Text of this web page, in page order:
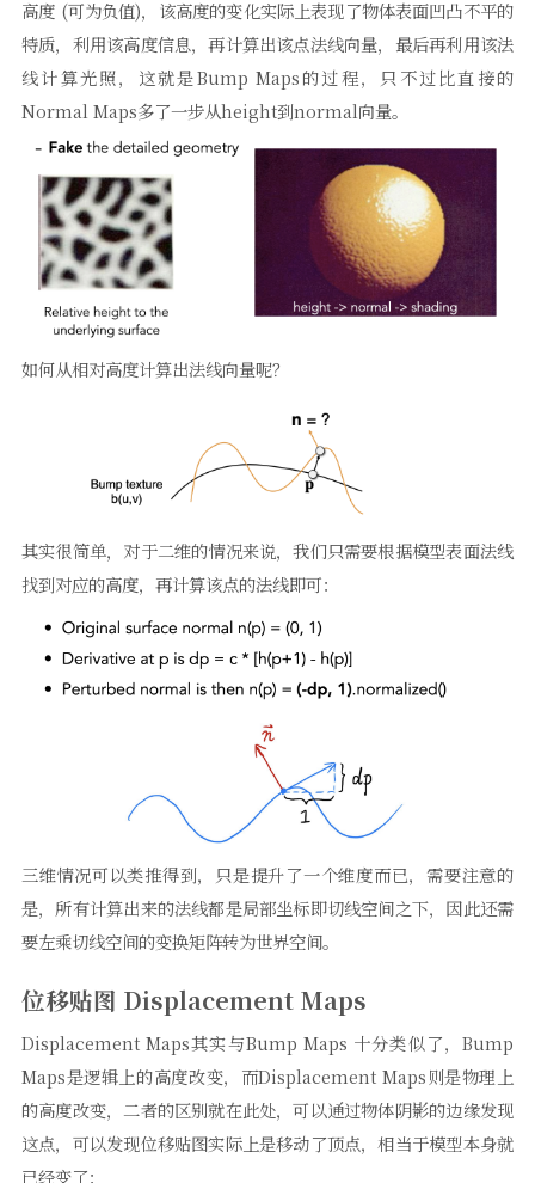
高度 (可为负值)，该高度的变化实际上表现了物体表面凹凸不平的
特质，利用该高度信息，再计算出该点法线向量，最后再利用该法
线计算光照，这就是Bump Maps的过程，只不过比直接的
Normal Maps多了一步从height到normal向量。
如何从相对高度计算出法线向量呢？
其实很简单，对于二维的情况来说，我们只需要根据模型表面法线
找到对应的高度，再计算该点的法线即可：
三维情况可以类推得到，只是提升了一个维度而已，需要注意的
是，所有计算出来的法线都是局部坐标即切线空间之下，因此还需
要左乘切线空间的变换矩阵转为世界空间。
位移贴图 Displacement Maps
Displacement Maps其实与Bump Maps 十分类似了，Bump
Maps是逻辑上的高度改变，而Displacement Maps则是物理上
的高度改变，二者的区别就在此处，可以通过物体阴影的边缘发现
这点，可以发现位移贴图实际上是移动了顶点，相当于模型本身就
已经变了：